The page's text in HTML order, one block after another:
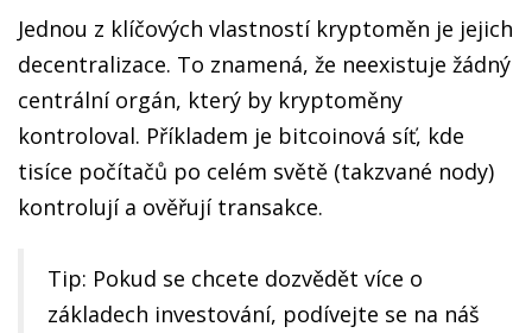
Jednou z klíčových vlastností kryptoměn je jejich
decentralizace. To znamená, že neexistuje žádný
centrální orgán, který by kryptoměny
kontroloval. Příkladem je bitcoinová síť, kde
tisíce počítačů po celém světě (takzvané nody)
kontrolují a ověřují transakce.
Tip: Pokud se chcete dozvědět více o
základech investování, podívejte se na náš